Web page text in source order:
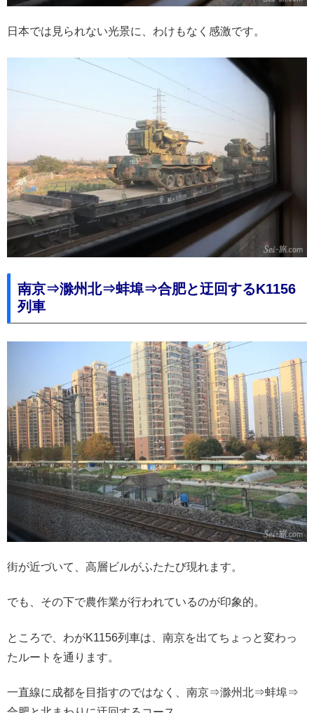
日本では見られない光景に、わけもなく感激です。
南京⇒滁州北⇒蚌埠⇒合肥と迂回するK1156
列車
街が近づいて、高層ビルがふたたび現れます。
でも、その下で農作業が行われているのが印象的。
ところで、わがK1156列車は、南京を出てちょっと変わっ
たルートを通ります。
一直線に成都を目指すのではなく、南京⇒滁州北⇒蚌埠⇒